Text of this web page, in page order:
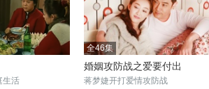
生活
全46集
婚姻攻防战之爱要付出
蒋梦婕开打爱情攻防战